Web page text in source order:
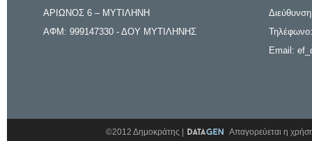
ΑΡΙΩΝΟΣ 6 – ΜΥΤΙΛΗΝΗ
ΑΦΜ: 999147330 - ΔΟΥ ΜΥΤΙΛΗΝΗΣ
Email:
©2012 Δημοκράτης | Απαγορεύεται η